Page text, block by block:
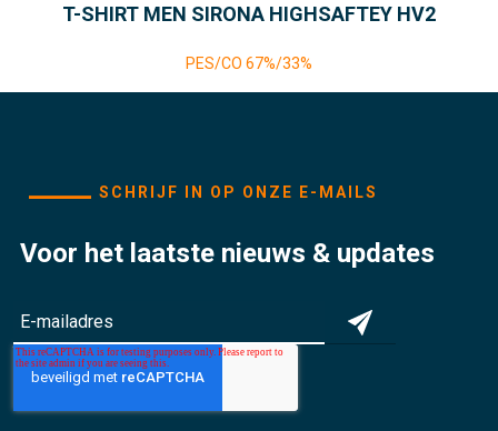
T-SHIRT MEN SIRONA HIGHSAFTEY HV2
PES/CO 67%/33%
SCHRIJF IN OP ONZE E-MAILS
Voor het laatste nieuws & updates